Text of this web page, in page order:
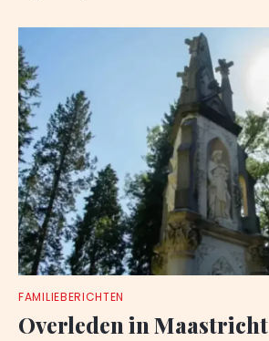
FAMILIEBERICHTEN
Overleden in Maastricht